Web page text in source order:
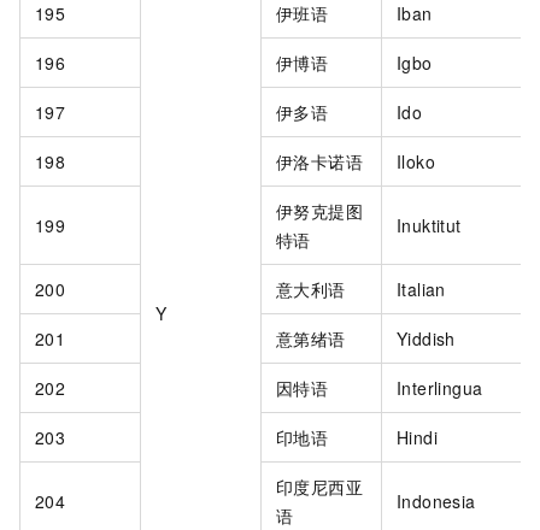
Y
195 伊班语 Iban
196 伊博语 Igbo
197 伊多语 Ido
198 伊洛卡诺语 Iloko
199
伊努克提图
特语
Inuktitut
200 意大利语 Italian
201 意第绪语 Yiddish
202 因特语 Interlingua
203 印地语 Hindi
204
印度尼西亚
语
Indonesia